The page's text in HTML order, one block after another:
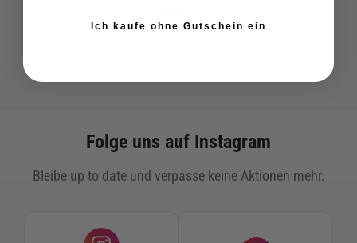
Folge uns auf Instagram
Bleibe up to date und verpasse keine Aktionen mehr.
Ich kaufe ohne Gutschein ein